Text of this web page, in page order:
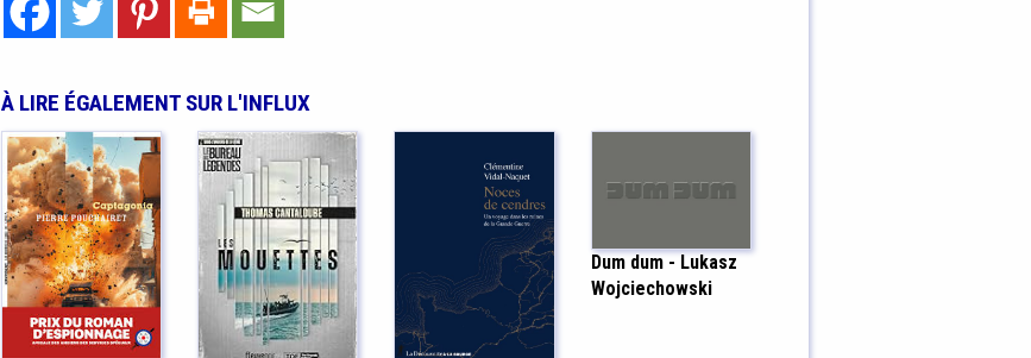
À LIRE ÉGALEMENT SUR L'INFLUX
Dum dum - Lukasz
Wojciechowski